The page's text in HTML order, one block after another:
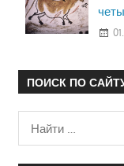
ПОИСК ПО